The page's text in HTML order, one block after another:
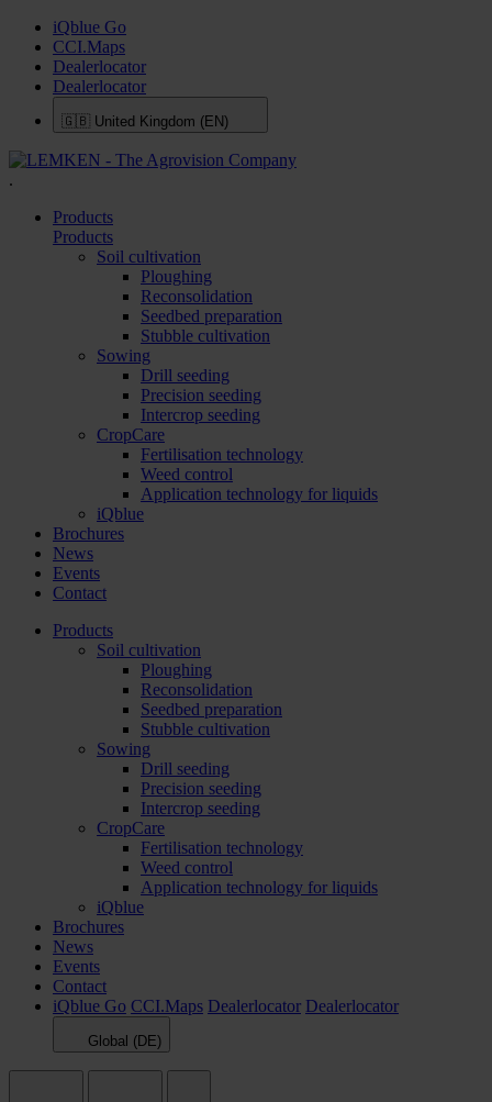
iQblue Go
CCI.Maps
Dealerlocator
Dealerlocator
🇬🇧 United Kingdom (EN)
.
Products
Products
Soil cultivation
Ploughing
Reconsolidation
Seedbed preparation
Stubble cultivation
Sowing
Drill seeding
Precision seeding
Intercrop seeding
CropCare
Fertilisation technology
Weed control
Application technology for liquids
iQblue
Brochures
News
Events
Contact
Products
Soil cultivation
Ploughing
Reconsolidation
Seedbed preparation
Stubble cultivation
Sowing
Drill seeding
Precision seeding
Intercrop seeding
CropCare
Fertilisation technology
Weed control
Application technology for liquids
iQblue
Brochures
News
Events
Contact
iQblue Go CCI.Maps Dealerlocator Dealerlocator
Global (DE)